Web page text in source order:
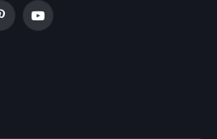
YouTube